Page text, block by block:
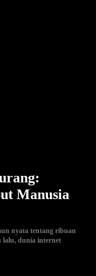
Manusia
nyata tentang ribuan
lalu, dunia internet